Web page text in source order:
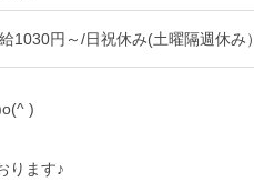
1030円～/日祝休み(土曜隔週休み）
)
ります♪